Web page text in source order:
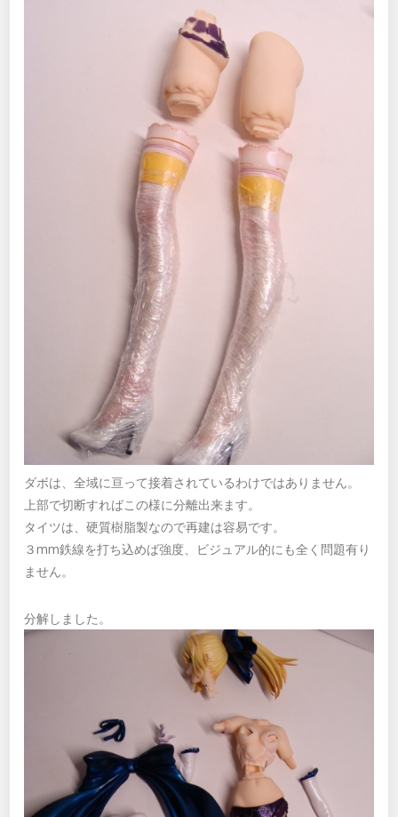
ダボは、全域に亘って接着されているわけではありません。
上部で切断すればこの様に分離出来ます。
タイツは、硬質樹脂製なので再建は容易です。
３mm鉄線を打ち込めば強度、ビジュアル的にも全く問題有り
ません。
分解しました。